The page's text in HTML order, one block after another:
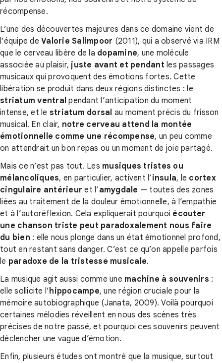
récompense.
L’une des découvertes majeures dans ce domaine vient de
l’équipe de Valorie Salimpoor (2011), qui a observé via IRM
que le cerveau libère de la dopamine, une molécule
associée au plaisir, juste avant et pendant les passages
musicaux qui provoquent des émotions fortes. Cette
libération se produit dans deux régions distinctes : le
striatum ventral pendant l’anticipation du moment
intense, et le striatum dorsal au moment précis du frisson
musical. En clair, notre cerveau attend la montée
émotionnelle comme une récompense, un peu comme
on attendrait un bon repas ou un moment de joie partagé.
Mais ce n’est pas tout. Les musiques tristes ou
mélancoliques, en particulier, activent l’insula, le cortex
cingulaire antérieur et l’amygdale — toutes des zones
liées au traitement de la douleur émotionnelle, à l’empathie
et à l’autoréflexion. Cela expliquerait pourquoi écouter
une chanson triste peut paradoxalement nous faire
du bien : elle nous plonge dans un état émotionnel profond,
tout en restant sans danger. C’est ce qu’on appelle parfois
le paradoxe de la tristesse musicale.
La musique agit aussi comme une machine à souvenirs :
elle sollicite l’hippocampe, une région cruciale pour la
mémoire autobiographique (Janata, 2009). Voilà pourquoi
certaines mélodies réveillent en nous des scènes très
précises de notre passé, et pourquoi ces souvenirs peuvent
déclencher une vague d’émotion.
Enfin, plusieurs études ont montré que la musique, surtout